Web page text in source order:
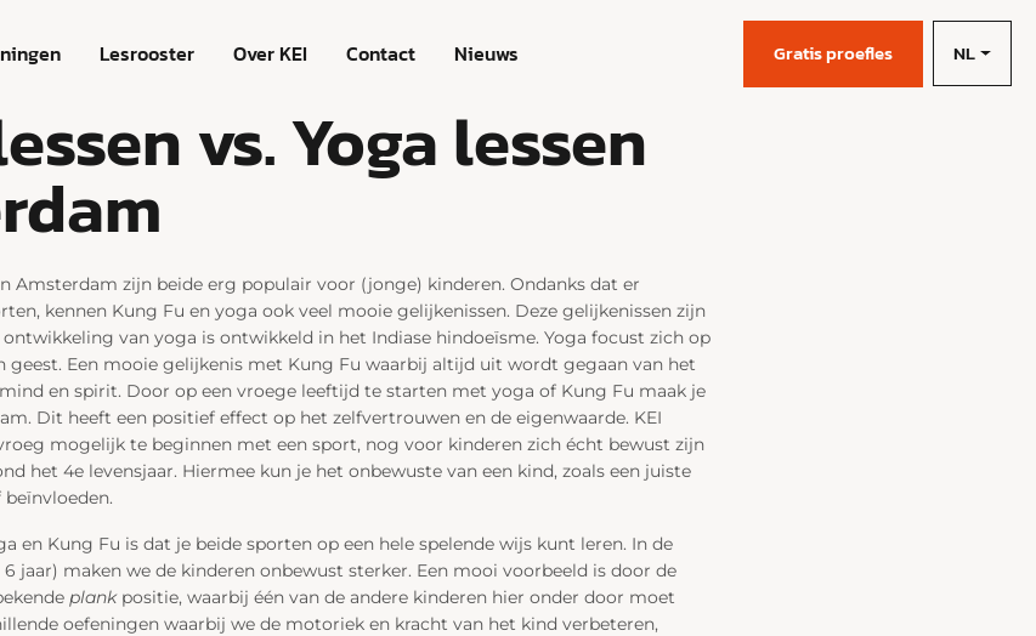
Lesrooster Over KEI Contact Nieuws Gratis proefles NL
vs. Yoga lessen
Amsterdam zijn beide erg populair voor (jonge) kinderen. Ondanks dat er
kennen Kung Fu en yoga ook veel mooie gelijkenissen. Deze gelijkenissen zijn
van yoga is ontwikkeld in het Indiase hindoeïsme. Yoga focust zich op
geest. Een mooie gelijkenis met Kung Fu waarbij altijd uit wordt gegaan van het
en spirit. Door op een vroege leeftijd te starten met yoga of Kung Fu maak je
Dit heeft een positief effect op het zelfvertrouwen en de eigenwaarde. KEI
mogelijk te beginnen met een sport, nog voor kinderen zich écht bewust zijn
het 4e levensjaar. Hiermee kun je het onbewuste van een kind, zoals een juiste
en Kung Fu is dat je beide sporten op een hele spelende wijs kunt leren. In de
6 jaar) maken we de kinderen onbewust sterker. Een mooi voorbeeld is door de
plankpositie, waarbij één van de andere kinderen hier onder door moet
oefeningen waarbij we de motoriek en kracht van het kind verbeteren,